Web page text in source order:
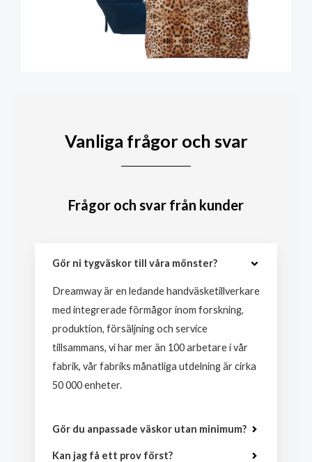
Vanliga frågor och svar
Frågor och svar från kunder
Gör ni tygväskor till våra mönster?
Dreamway är en ledande handväsketillverkare
med integrerade förmågor inom forskning,
produktion, försäljning och service
tillsammans, vi har mer än 100 arbetare i vår
fabrik, vår fabriks månatliga utdelning är cirka
50 000 enheter.
Gör du anpassade väskor utan minimum?
Kan jag få ett prov först?